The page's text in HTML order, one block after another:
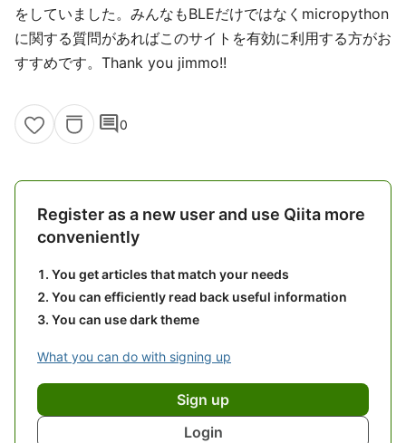
をしていました。みんなもBLEだけではなくmicropython
に関する質問があればこのサイトを有効に利用する方がお
すすめです。Thank you jimmo!!
comment0
Register as a new user and use Qiita more
conveniently
You get articles that match your needs
You can efficiently read back useful information
You can use dark theme
What you can do with signing up
Sign up
Login